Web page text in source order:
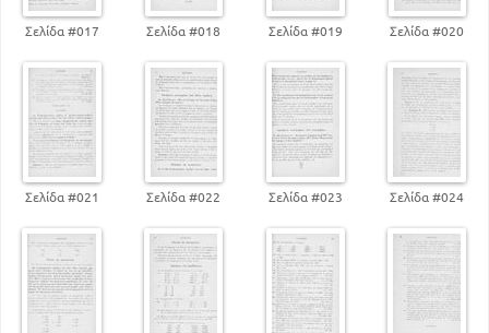
Σελίδα #017 Σελίδα #018 Σελίδα #019 Σελίδα #020
Σελίδα #021 Σελίδα #022 Σελίδα #023 Σελίδα #024